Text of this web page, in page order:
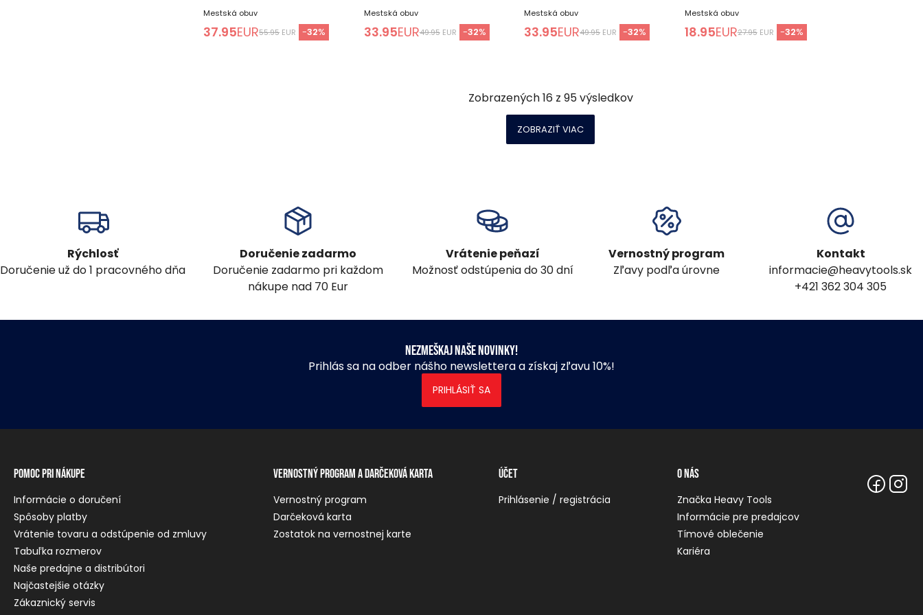
Mestská obuv
37.95EUR55.95 EUR -32%
Mestská obuv
33.95EUR49.95EUR -32%
Mestská obuv
33.95EUR49.95 EUR -32%
Mestská obuv
18.95EUR27.95EUR -32%
Zobrazených16 z 95výsledkov
ZOBRAZIŤ VIAC
Rýchlosť
Doručenie už do 1 pracovného dňa
Doručenie zadarmo
Doručenie zadarmo pri každom
nákupe nad 70 Eur
Vrátenie peňazí
Možnosť odstúpenia do 30 dní
Vernostný program
Zľavy podľa úrovne
Kontakt
informacie@heavytools.sk
+421 362 304 305
Nezmeškaj naše novinky!
Prihlás sa na odber nášho newslettera a získaj zľavu 10%!
PRIHLÁSIŤ SA
Pomoc pri nákupe
Informácie o doručení
Spôsoby platby
Vrátenie tovaru a odstúpenie od zmluvy
Tabuľka rozmerov
Naše predajne a distribútori
Najčastejšie otázky
Zákaznický servis
Vernostný program a darčeková karta
Vernostný program
Darčeková karta
Zostatok na vernostnej karte
Účet
Prihlásenie / registrácia
O nás
Značka Heavy Tools
Informácie pre predajcov
Tímové oblečenie
Kariéra